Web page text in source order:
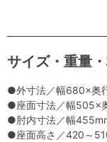
サイズ・重量
●外寸法／幅680×奥
●座面寸法／幅505×
●肘内寸法／幅
●座面高さ／420～